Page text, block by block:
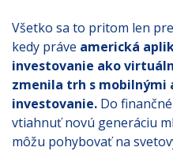
Všetko sa to pritom len
kedy práve americká
investovanie ako
zmenila trh s mobilnými
investovanie. Do
vtiahnuť novú generáciu
môžu pohybovať na